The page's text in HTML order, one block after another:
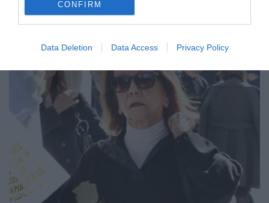
CONFIRM
Data Deletion Data Access Privacy Policy